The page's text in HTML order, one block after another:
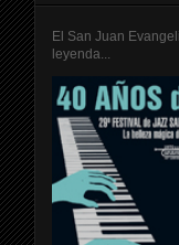
El San Juan
leyenda...